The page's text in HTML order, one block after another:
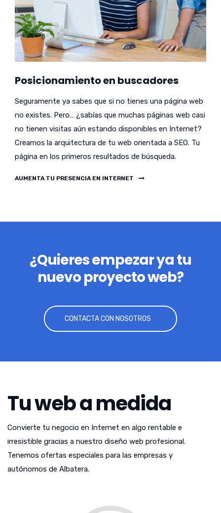
Posicionamiento en buscadores
Seguramente ya sabes que si no tienes una página web
no existes. Pero… ¿sabías que muchas páginas web casi
no tienen visitas aún estando disponibles en Internet?
Creamos la arquitectura de tu web orientada a SEO. Tu
página en los primeros resultados de búsqueda.
AUMENTA TU PRESENCIA EN INTERNET
¿Quieres empezar ya tu
nuevo proyecto web?
CONTACTA CON NOSOTROS
Tu web a medida
Convierte tu negocio en Internet en algo rentable e
irresistible gracias a nuestro diseño web profesional.
Tenemos ofertas especiales para las empresas y
autónomos de Albatera.